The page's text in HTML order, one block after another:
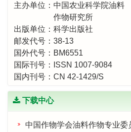
主办单位：中国农业科学院油料
作物研究所
出版单位：科学出版社
邮发代号：38-13
国外代号：BM6551
国际刊号：ISSN 1007-9084
国内刊号：CN 42-1429/S
下载中心
中国作物学会油料作物专业委